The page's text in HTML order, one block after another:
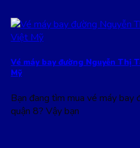
Vé máy bay đường Nguyễn Thị
Mỹ
Bạn đang tìm mua vé máy bay
quận 8? Vậy bạn